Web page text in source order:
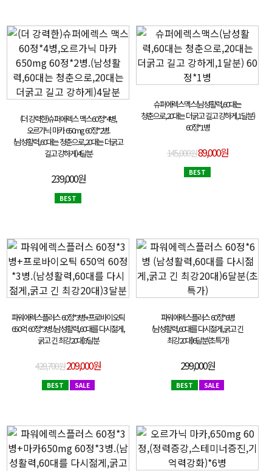
(더 강력한)슈퍼에렉스 맥스60정*4병,
오르가닉 마카 650mg 60정*2병.
(남성활력,60대는 청춘으로,20대는 더굵고
길고 강하게)4달분
239,000원
BEST
슈퍼에렉스맥스(남성활력,60대는
청춘으로,20대는 더굵고 길고 강하게,1달분)
60정*1병
145,000원89,000원
BEST
파워에렉스플러스 60정*3병+프로바이오틱
650억 60정*3병.(남성활력,60대를 다시젊게,
굵고 긴 최강20대)3달분
428,700원209,000원
BEST SALE
파워에렉스플러스 60정*6병
(남성활력,60대를 다시젊게,굵고 긴
최강20대)6달분(초특가)
299,000원
BEST SALE